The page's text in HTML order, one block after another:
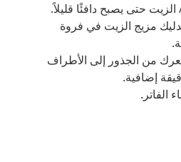
حتى يصبح دافئًا قليلاً.
مزيج الزيت في فروة
من الجذور إلى الأطراف
الفاتر.